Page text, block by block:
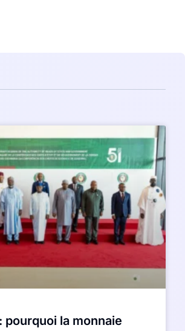
pourquoi la monnaie